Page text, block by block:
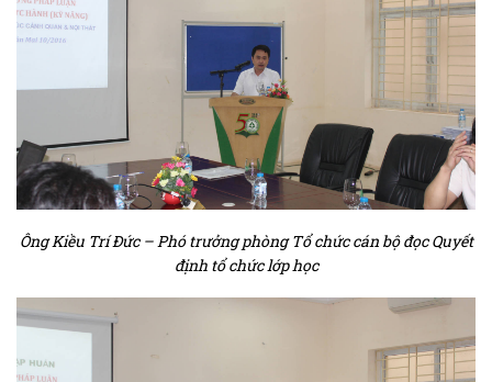
Ông Kiều Trí Đức – Phó trưởng phòng Tổ chức cán bộ đọc Quyết
định tổ chức lớp học